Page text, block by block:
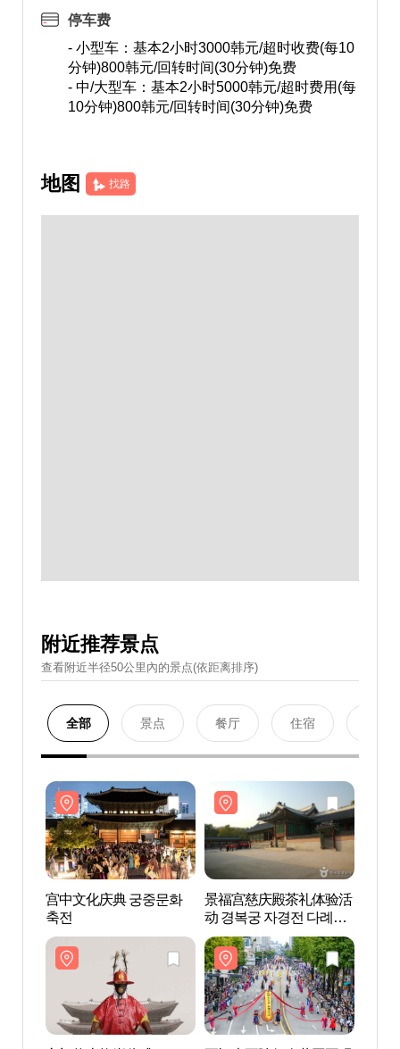
停车费
- 小型车：基本2小时3000韩元/超时收费(每10
分钟)800韩元/回转时间(30分钟)免费
- 中/大型车：基本2小时5000韩元/超时费用(每
10分钟)800韩元/回转时间(30分钟)免费
地图 找路
附近推荐景点
查看附近半径50公里內的景点(依距离排序)
全部 景点 餐厅 住宿
宫中文化庆典 궁중문화
축전
景福宫慈庆殿茶礼体验活
动 경복궁 자경전 다례체
험행사